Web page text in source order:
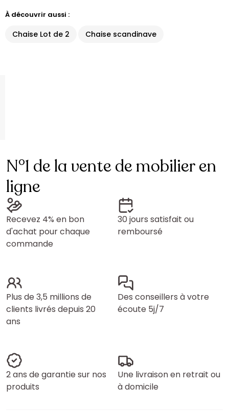
À découvrir aussi :
Chaise Lot de 2 Chaise scandinave
N°1 de la vente de mobilier en
ligne
Recevez 4% en bon
d'achat pour chaque
commande
30 jours satisfait ou
remboursé
Plus de 3,5 millions de
clients livrés depuis 20
ans
Des conseillers à votre
écoute 5j/7
2 ans de garantie sur nos
produits
Une livraison en retrait ou
à domicile